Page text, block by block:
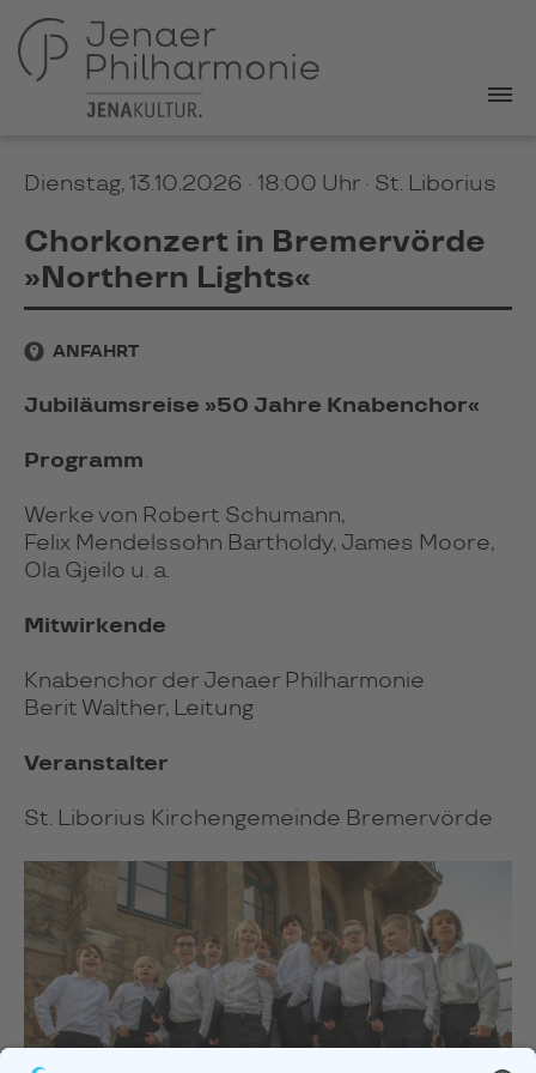
Dienstag, 13.10.2026 · 18:00 Uhr · St. Liborius
Chorkonzert in Bremervörde
»Northern Lights«
ANFAHRT
Jubiläumsreise »50 Jahre Knabenchor«
Programm
Werke von Robert Schumann,
Felix Mendelssohn Bartholdy, James Moore,
Ola Gjeilo u. a.
Mitwirkende
Knabenchor der Jenaer Philharmonie
Berit Walther, Leitung
Veranstalter
St. Liborius Kirchengemeinde Bremervörde